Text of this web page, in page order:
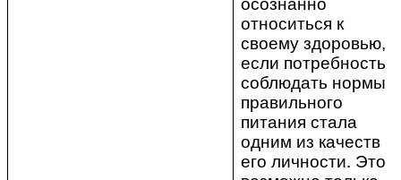
осознанно
относиться к
своему здоровью,
если потребность
соблюдать нормы
правильного
питания стала
одним из качеств
его личности. Это